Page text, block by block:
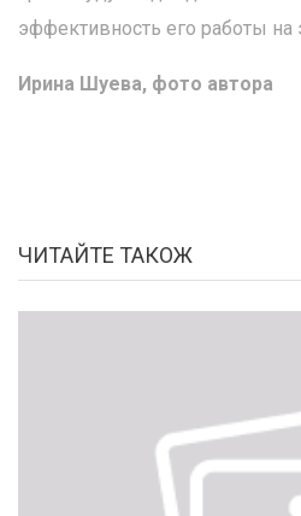
эффективность его работы на
Ирина Шуева, фото автора
ЧИТАЙТЕ ТАКОЖ